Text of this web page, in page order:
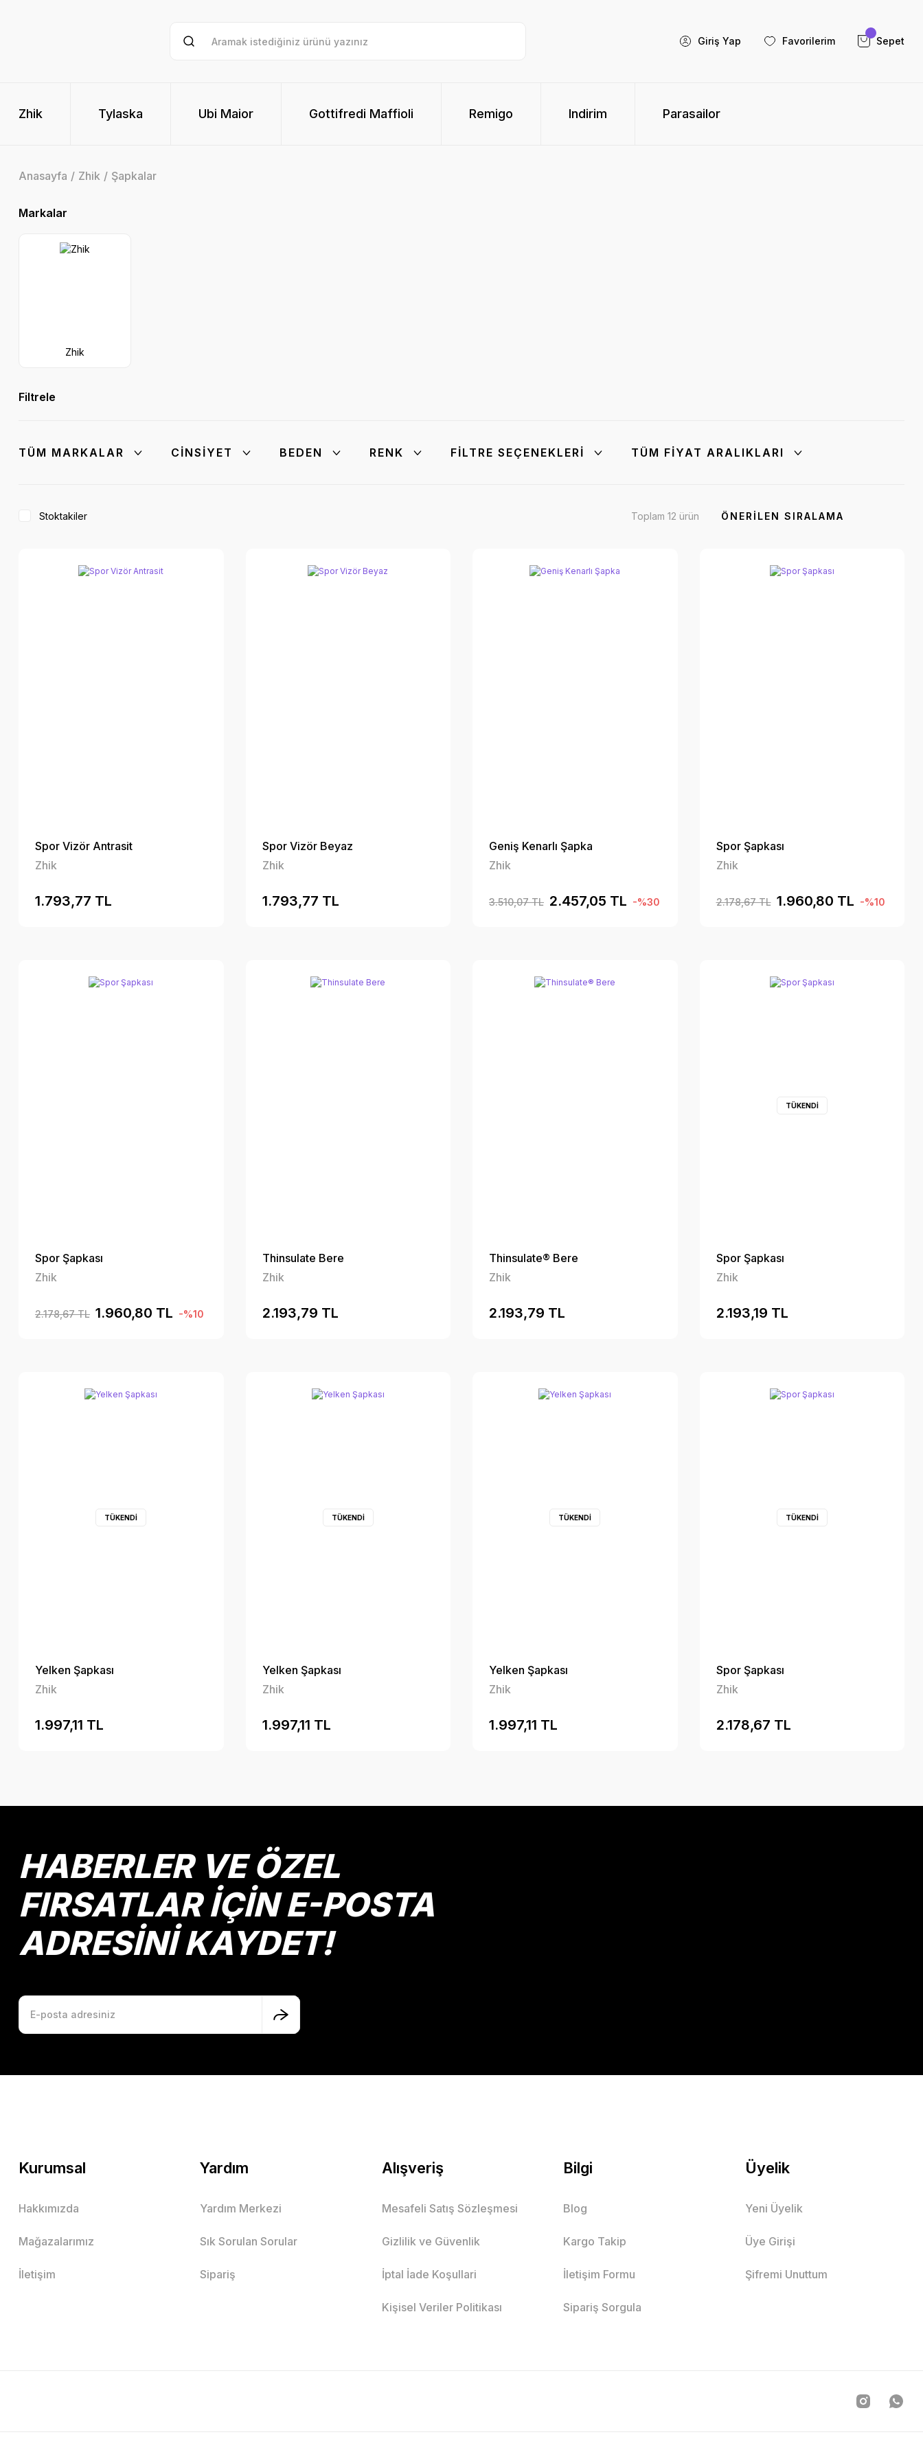
Giriş Yap Favorilerim Sepet
Zhik Tylaska Ubi Maior Gottifredi Maffioli Remigo Indirim Parasailor
Anasayfa Zhik Şapkalar
Markalar
Zhik
Filtrele
TÜM MARKALAR CINSIYET BEDEN RENK FILTRE SEÇENEKLERI TÜM FIYAT ARALIKLARI
Stoktakiler Toplam 12 ürün
Spor Vizör Antrasit
Zhik
1.793,77 TL
Spor Vizör Beyaz
Zhik
1.793,77 TL
Geniş Kenarlı Şapka
Zhik
3.510,07 TL 2.457,05 TL -%30
Spor Şapkası
Zhik
2.178,67 TL 1.960,80 TL -%10
Spor Şapkası
Zhik
2.178,67 TL 1.960,80 TL -%10
Thinsulate Bere
Zhik
2.193,79 TL
Thinsulate® Bere
Zhik
2.193,79 TL
TÜKENDİ
Spor Şapkası
Zhik
2.193,19 TL
TÜKENDİ
Yelken Şapkası
Zhik
1.997,11 TL
TÜKENDİ
Yelken Şapkası
Zhik
1.997,11 TL
TÜKENDİ
Yelken Şapkası
Zhik
1.997,11 TL
TÜKENDİ
Spor Şapkası
Zhik
2.178,67 TL
HABERLER VE ÖZEL
FIRSATLAR İÇİN E-POSTA
ADRESİNİ KAYDET!
Kurumsal
Hakkımızda
Mağazalarımız
İletişim
Yardım
Yardım Merkezi
Sık Sorulan Sorular
Sipariş
Alışveriş
Mesafeli Satış Sözleşmesi
Gizlilik ve Güvenlik
İptal İade Koşullari
Kişisel Veriler Politikası
Bilgi
Blog
Kargo Takip
İletişim Formu
Sipariş Sorgula
Üyelik
Yeni Üyelik
Üye Girişi
Şifremi Unuttum